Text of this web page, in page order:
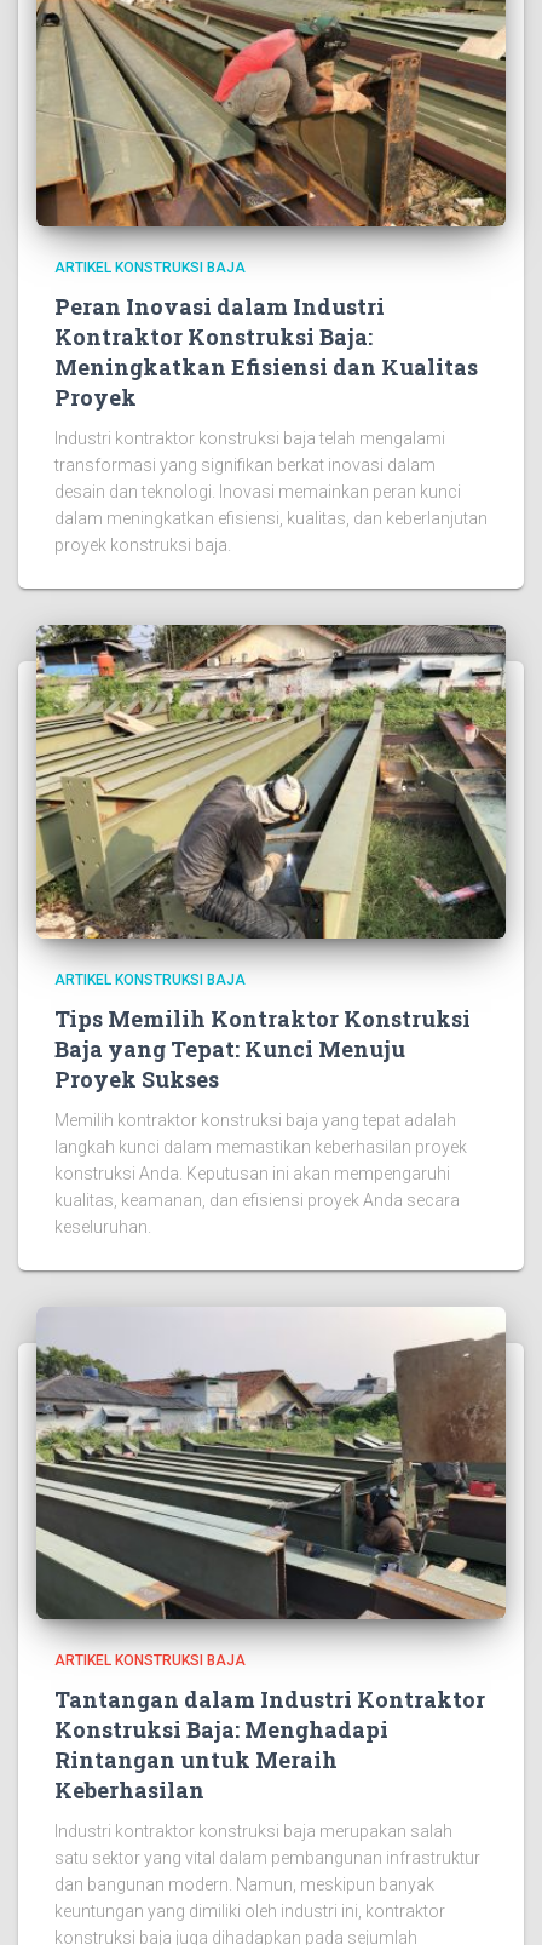
ARTIKEL KONSTRUKSI BAJA
Peran Inovasi dalam Industri
Kontraktor Konstruksi Baja:
Meningkatkan Efisiensi dan Kualitas
Proyek
Industri kontraktor konstruksi baja telah mengalami
transformasi yang signifikan berkat inovasi dalam
desain dan teknologi. Inovasi memainkan peran kunci
dalam meningkatkan efisiensi, kualitas, dan keberlanjutan
proyek konstruksi baja.
ARTIKEL KONSTRUKSI BAJA
Tips Memilih Kontraktor Konstruksi
Baja yang Tepat: Kunci Menuju
Proyek Sukses
Memilih kontraktor konstruksi baja yang tepat adalah
langkah kunci dalam memastikan keberhasilan proyek
konstruksi Anda. Keputusan ini akan mempengaruhi
kualitas, keamanan, dan efisiensi proyek Anda secara
keseluruhan.
ARTIKEL KONSTRUKSI BAJA
Tantangan dalam Industri Kontraktor
Konstruksi Baja: Menghadapi
Rintangan untuk Meraih
Keberhasilan
Industri kontraktor konstruksi baja merupakan salah
satu sektor yang vital dalam pembangunan infrastruktur
dan bangunan modern. Namun, meskipun banyak
keuntungan yang dimiliki oleh industri ini, kontraktor
konstruksi baja juga dihadapkan pada sejumlah